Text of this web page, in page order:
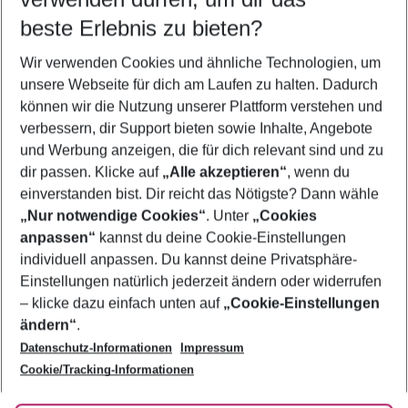
5-8 Nächte
2 Erwachsene Keine Kinder
Mehr Filter anzeigen
Footer
Footer navigation
Über uns
AGB
Bestpreisgarantie
Cookie-Einstellungen ändern
Cookie-Richtlinie
Agenturbetreuung
Barrierefreies Reisen
Folge uns
beste Erlebnis zu bieten?
Wir verwenden Cookies und ähnliche Technologien, um
unsere Webseite für dich am Laufen zu halten. Dadurch
können wir die Nutzung unserer Plattform verstehen und
verbessern, dir Support bieten sowie Inhalte, Angebote
und Werbung anzeigen, die für dich relevant sind und zu
dir passen. Klicke auf „Alle akzeptieren“, wenn du
einverstanden bist. Dir reicht das Nötigste? Dann wähle
„Nur notwendige Cookies“. Unter „Cookies
anpassen“ kannst du deine Cookie-Einstellungen
individuell anpassen. Du kannst deine Privatsphäre-
Einstellungen natürlich jederzeit ändern oder widerrufen
– klicke dazu einfach unten auf „Cookie-Einstellungen
ändern“.
Datenschutz-Informationen
Impressum
Cookie/Tracking-Informationen